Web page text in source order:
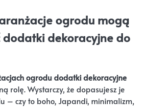
ogrodu mogą
dodatki dekoracyjne do
ogrodudodatki dekoracyjne
rolę. Wystarczy, że dopasujesz je
– czy to boho, Japandi, minimalizm,